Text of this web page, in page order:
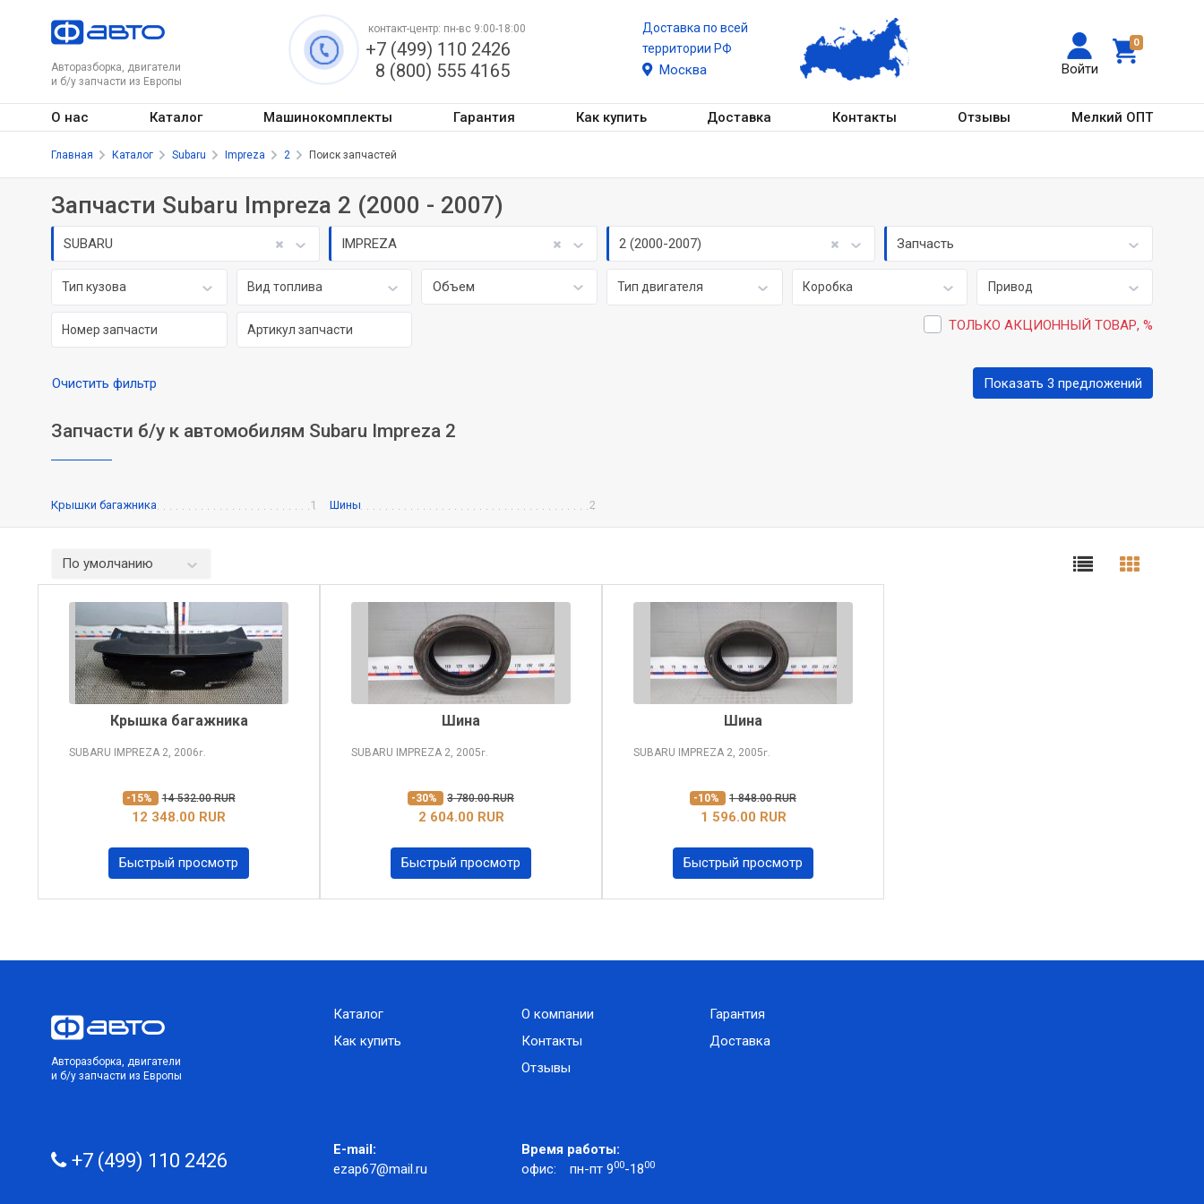
Авторазборка, двигатели
и б/у запчасти из Европы
0
Войти
контакт-центр: пн-вс 9:00-18:00
+7 (499) 110 2426
8 (800) 555 4165
Доставка по всей
территории РФ
Москва
О нас Каталог Машинокомплекты Гарантия Как купить Доставка Контакты Отзывы Мелкий ОПТ
Главная Каталог Subaru Impreza 2 Поиск запчастей
Запчасти Subaru Impreza 2 (2000 - 2007)
SUBARU IMPREZA 2 (2000-2007) Запчасть
Тип кузова Вид топлива Объем Тип двигателя Коробка Привод
ТОЛЬКО АКЦИОННЫЙ ТОВАР, %
Очистить фильтр Показать 3 предложений
Запчасти б/у к автомобилям Subaru Impreza 2
Крышки багажника 1 Шины 2
По умолчанию
Крышка багажника
SUBARU IMPREZA 2, 2006г.
-15% 14 532.00 RUR
12 348.00 RUR
Быстрый просмотр
Шина
SUBARU IMPREZA 2, 2005г.
-30% 3 780.00 RUR
2 604.00 RUR
Быстрый просмотр
Шина
SUBARU IMPREZA 2, 2005г.
-10% 1 848.00 RUR
1 596.00 RUR
Быстрый просмотр
Авторазборка, двигатели
и б/у запчасти из Европы
Каталог
Как купить
О компании
Контакты
Отзывы
Гарантия
Доставка
+7 (499) 110 2426
E-mail:
ezap67@mail.ru
Время работы:
офис:
пн-пт 900-1800